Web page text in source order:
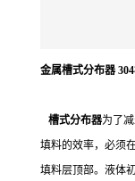
金属槽式分布器
槽式分布器为了
填料的效率，必须
填料层顶部。液体